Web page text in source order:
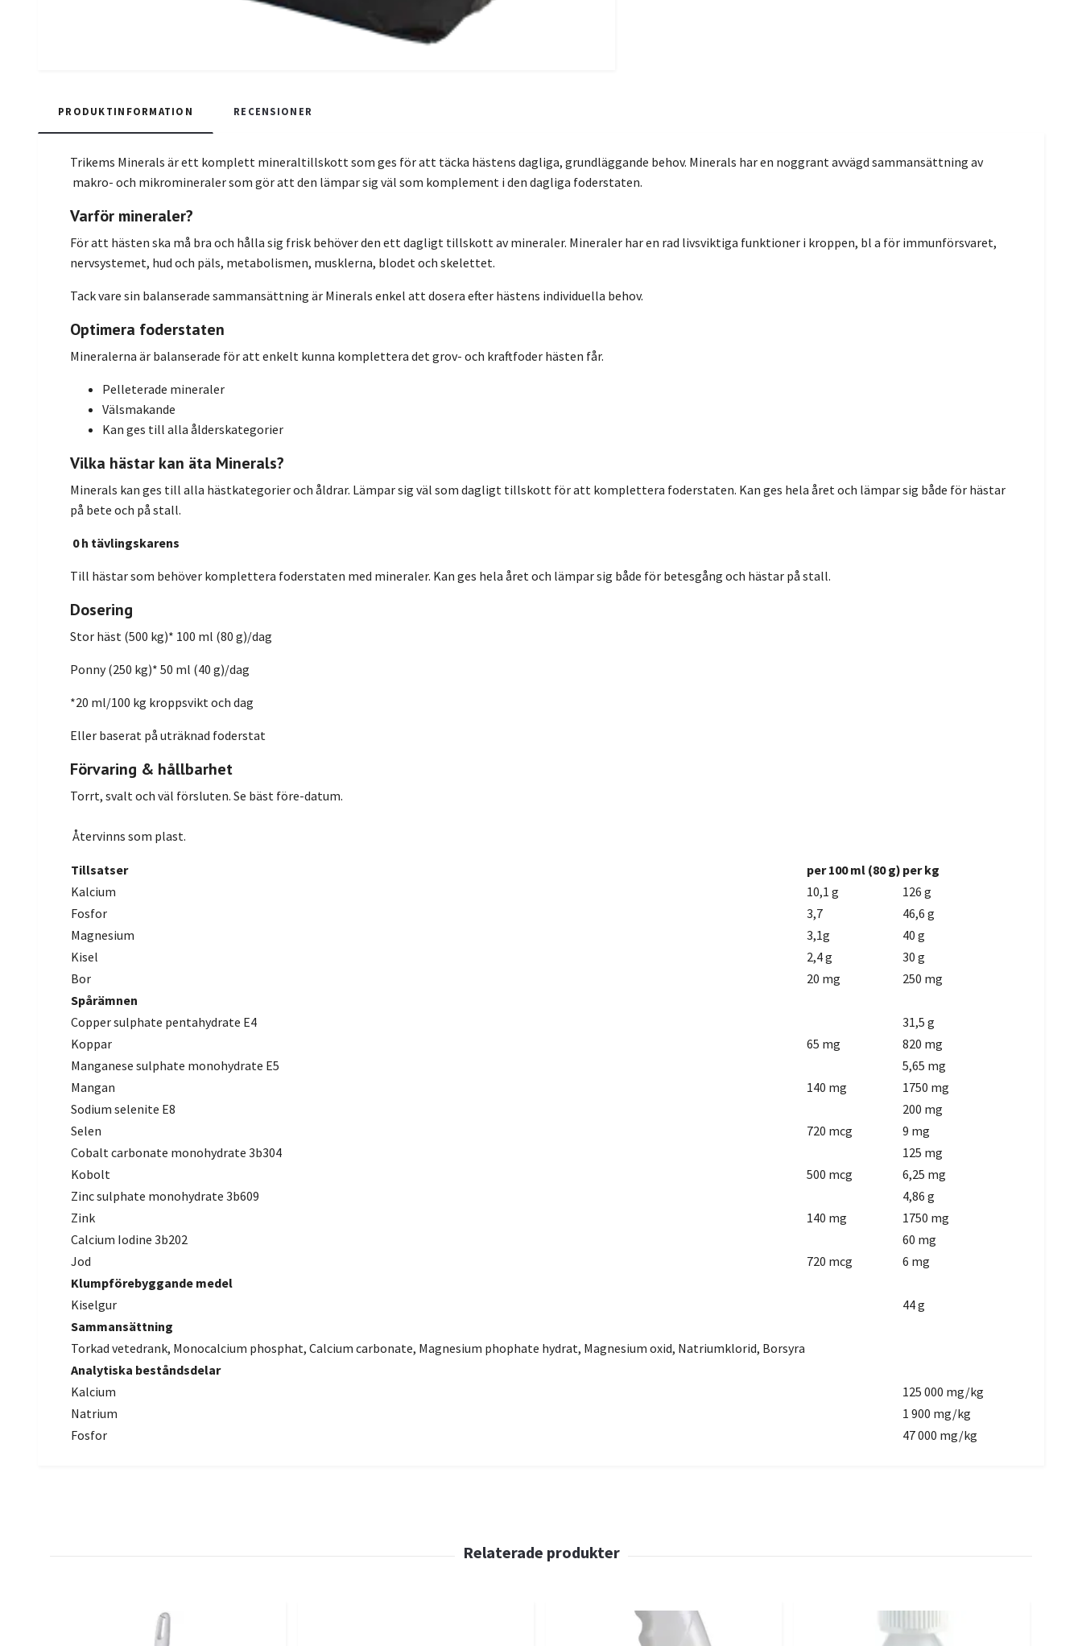
PRODUKTINFORMATION RECENSIONER
Trikems Minerals är ett komplett mineraltillskott som ges för att täcka hästens dagliga, grundläggande behov. Minerals har en noggrant avvägd sammansättning av
makro- och mikromineraler som gör att den lämpar sig väl som komplement i den dagliga foderstaten.
Varför mineraler?
För att hästen ska må bra och hålla sig frisk behöver den ett dagligt tillskott av mineraler. Mineraler har en rad livsviktiga funktioner i kroppen, bl a för immunförsvaret,
nervsystemet, hud och päls, metabolismen, musklerna, blodet och skelettet.
Tack vare sin balanserade sammansättning är Minerals enkel att dosera efter hästens individuella behov.
Optimera foderstaten
Mineralerna är balanserade för att enkelt kunna komplettera det grov- och kraftfoder hästen får.
Pelleterade mineraler
Välsmakande
Kan ges till alla ålderskategorier
Vilka hästar kan äta Minerals?
Minerals kan ges till alla hästkategorier och åldrar. Lämpar sig väl som dagligt tillskott för att komplettera foderstaten. Kan ges hela året och lämpar sig både för hästar
på bete och på stall.
0h tävlingskarens
Till hästar som behöver komplettera foderstaten med mineraler. Kan ges hela året och lämpar sig både för betesgång och hästar på stall.
Dosering
Stor häst (500 kg)* 100 ml (80 g)/dag
Ponny (250 kg)* 50 ml (40 g)/dag
*20 ml/100 kg kroppsvikt och dag
Eller baserat på uträknad foderstat
Förvaring & hållbarhet
Torrt, svalt och väl försluten. Se bäst före-datum.
Återvinns som plast.
Tillsatser per 100 ml (80 g) per kg
Kalcium
10,1 g
126 g
Fosfor
3,7
46,6 g
Magnesium
3,1g
40 g
Kisel
2,4 g
30 g
Bor
20 mg
250 mg
Spårämnen
Copper sulphate pentahydrate E4
31,5 g
Koppar
65 mg
820 mg
Manganese sulphate monohydrate E5
5,65 mg
Mangan
140 mg
1750 mg
Sodium selenite E8
200 mg
Selen
720 mcg
9 mg
Cobalt carbonate monohydrate 3b304
125 mg
Kobolt
500 mcg
6,25 mg
Zinc sulphate monohydrate 3b609
4,86 g
Zink
140 mg
1750 mg
Calcium Iodine 3b202
60 mg
Jod
720 mcg
6 mg
Klumpförebyggande medel
Kiselgur
44 g
Sammansättning
Torkad vetedrank, Monocalcium phosphat, Calcium carbonate, Magnesium phophate hydrat, Magnesium oxid, Natriumklorid, Borsyra
Analytiska beståndsdelar
Kalcium
125 000 mg/kg
Natrium
1 900 mg/kg
Fosfor
47 000 mg/kg